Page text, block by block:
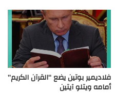
فلاديمير بوتين يضع “القرآن الكريم”
أمامه ويتلو آيتين